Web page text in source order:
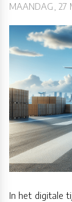
MAANDAG, 27
In het digitale